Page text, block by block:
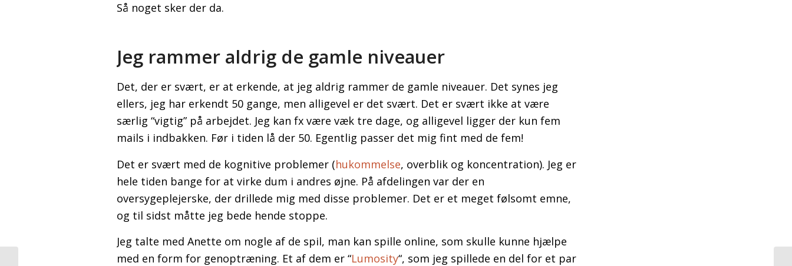
Så noget sker der da.
Jeg rammer aldrig de gamle niveauer
Det, der er svært, er at erkende, at jeg aldrig rammer de gamle niveauer. Det synes jeg
ellers, jeg har erkendt 50 gange, men alligevel er det svært. Det er svært ikke at være
særlig “vigtig” på arbejdet. Jeg kan fx være væk tre dage, og alligevel ligger der kun fem
mails i indbakken. Før i tiden lå der 50. Egentlig passer det mig fint med de fem!
Det er svært med de kognitive problemer (hukommelse, overblik og koncentration). Jeg er
hele tiden bange for at virke dum i andres øjne. På afdelingen var der en
oversygeplejerske, der drillede mig med disse problemer. Det er et meget følsomt emne,
og til sidst måtte jeg bede hende stoppe.
Jeg talte med Anette om nogle af de spil, man kan spille online, som skulle kunne hjælpe
med en form for genoptræning. Et af dem er “Lumosity“, som jeg spillede en del for et par